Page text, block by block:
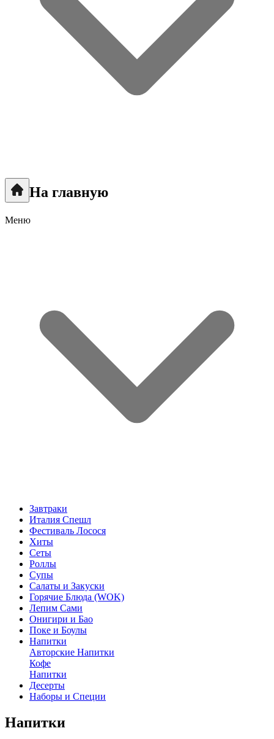
На главную
Меню
Завтраки
Италия Спешл
Фестиваль Лосося
Хиты
Сеты
Роллы
Супы
Салаты и Закуски
Горячие Блюда (WOK)
Лепим Сами
Онигири и Бао
Поке и Боулы
Напитки
Авторские Напитки
Кофе
Напитки
Десерты
Наборы и Специи
Напитки